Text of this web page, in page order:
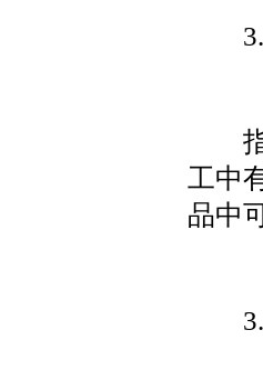
指
工中
品中